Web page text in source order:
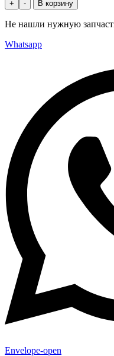
+ - В корзину
Не нашли нужную
Whatsapp
Envelope-open